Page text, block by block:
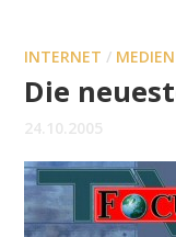
INTERNET / MEDIEN
Die
24.10.2005